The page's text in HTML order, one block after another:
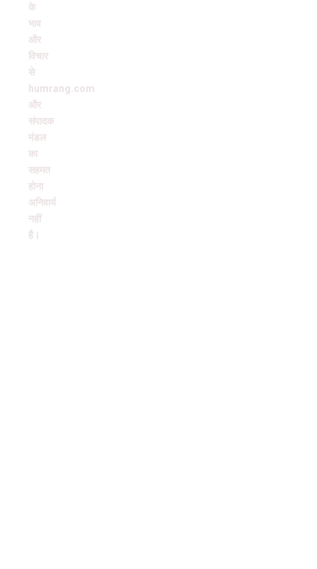
के
भाव
और
विचार
से
humrang.com
और
संपादक
मंडल
का
सहमत
होना
अनिवार्य
नहीं
है।